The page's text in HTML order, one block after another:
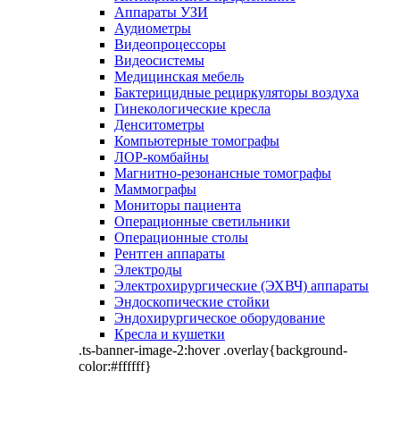
Аппараты УЗИ
Аудиометры
Видеопроцессоры
Видеосистемы
Медицинская мебель
Бактерицидные рециркуляторы воздуха
Гинекологические кресла
Денситометры
Компьютерные томографы
ЛОР-комбайны
Магнитно-резонансные томографы
Маммографы
Мониторы пациента
Операционные светильники
Операционные столы
Рентген аппараты
Электроды
Электрохирургические (ЭХВЧ) аппараты
Эндоскопические стойки
Эндохирургическое оборудование
Кресла и кушетки
.ts-banner-image-2:hover .overlay{background-
color:#ffffff}